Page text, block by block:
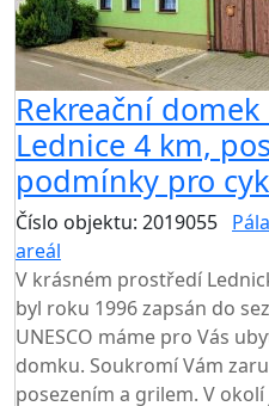
Rekreační
Lednice 4 km,
podmínky pro
Číslo objektu: 2019055
areál
V krásném prostředí
byl roku 1996 zapsán do
UNESCO máme pro Vás
domku. Soukromí Vám
posezením a grilem. V